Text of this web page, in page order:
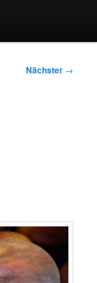
Nächster →